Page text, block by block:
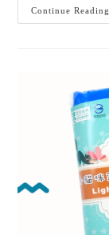
Continue Reading